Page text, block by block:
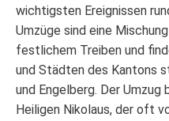
wichtigsten Ereignissen
Umzüge sind eine
festlichem Treiben und
und Städten des Kantons
und Engelberg. Der
Heiligen Nikolaus, der oft